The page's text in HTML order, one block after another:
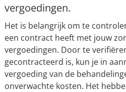
vergoedingen.
Het is belangrijk om te
een contract heeft met jouw
vergoedingen. Door te
gecontracteerd is, kun je in
vergoeding van de
onverwachte kosten. Het